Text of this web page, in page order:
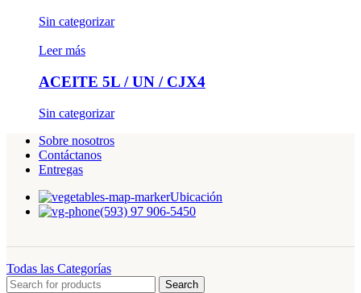
Sin categorizar
Leer más
ACEITE 5L / UN / CJX4
Sin categorizar
Sobre nosotros
Contáctanos
Entregas
Ubicación
(593) 97 906-5450
Todas las Categorías
Search